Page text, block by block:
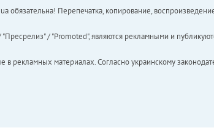
Перепечатка, копирование,
/ "Promoted", являются рекламными и
рекламных материалах. Согласно украинскому